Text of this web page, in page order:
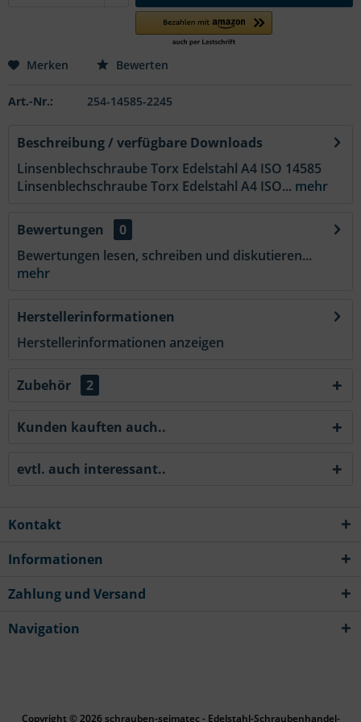
Merken Bewerten
Art.-Nr.: 254-14585-2245
Beschreibung / verfügbare Downloads
Linsenblechschraube Torx Edelstahl A4 ISO 14585
Linsenblechschraube Torx Edelstahl A4 ISO... mehr
Bewertungen
0
Bewertungen lesen, schreiben und diskutieren...
mehr
Herstellerinformationen
Herstellerinformationen anzeigen
Zubehör 2
Kunden kauften auch..
evtl. auch interessant..
Kontakt
Informationen
Zahlung und Versand
Navigation
Copyright © 2026 schrauben-seimatec - Edelstahl-Schraubenhandel-